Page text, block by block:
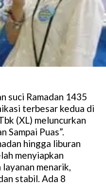
suci Ramadan 1435
terbesar kedua di
(XL) meluncurkan
Sampai Puas”.
hingga liburan
menyiapkan
menarik,
stabil. Ada 8